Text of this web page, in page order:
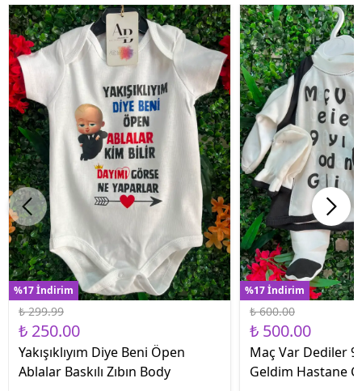
%17 İndirim
₺ 299.99
₺ 250.00
Yakışıklıyım Diye Beni Öpen
Ablalar Baskılı Zıbın Body
%17 İndirim
₺ 600.00
₺ 500.00
Maç Var Dediler 9
Geldim Hastane